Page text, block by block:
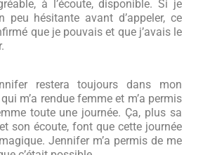
à l’écoute, disponible. Si je
peu hésitante avant d’appeler, ce
que je pouvais et que j’avais le
restera toujours dans mon
m’a rendue femme et m’a permis
toute une journée. Ça, plus sa
son écoute, font que cette journée
Jennifer m’a permis de me